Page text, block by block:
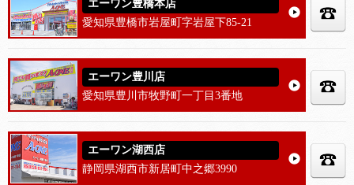
エーワン豊橋本店
愛知県豊橋市岩屋町字岩屋下85-21
エーワン豊川店
愛知県豊川市牧野町一丁目3番地
エーワン湖西店
静岡県湖西市新居町中之郷3990